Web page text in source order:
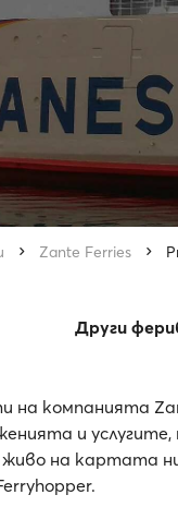
Zante Ferries
Други
компанията
и услугите,
живо на картата